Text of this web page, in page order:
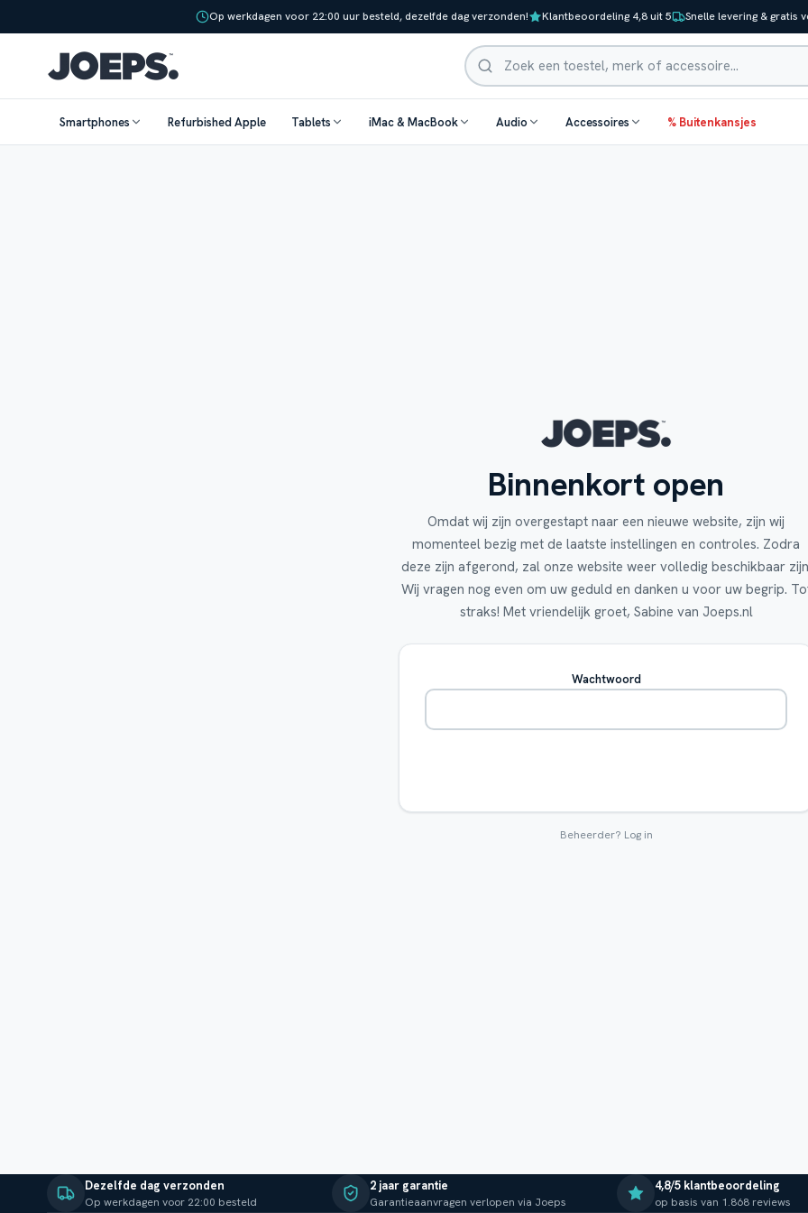
Op werkdagen voor 22:00 uur besteld, dezelfde dag verzonden! Klantbeoordeling 4,8 uit 5 Snelle levering & gratis
Zoeken
Smartphones Refurbished Apple Tablets iMac & MacBook Audio Accessoires % Buitenkansjes
Binnenkort open
Omdat wij zijn overgestapt naar een nieuwe website, zijn wij
momenteel bezig met de laatste instellingen en controles. Zodra
deze zijn afgerond, zal onze website weer volledig beschikbaar
Wij vragen nog even om uw geduld en danken u voor uw begrip.
straks! Met vriendelijk groet, Sabine van Joeps.nl
Wachtwoord
Beheerder? Log in
Dezelfde dag verzonden
Op werkdagen voor 22:00 besteld
2 jaar garantie
Garantieaanvragen verlopen via Joeps
4,8/5 klantbeoordeling
op basis van 1.868 reviews